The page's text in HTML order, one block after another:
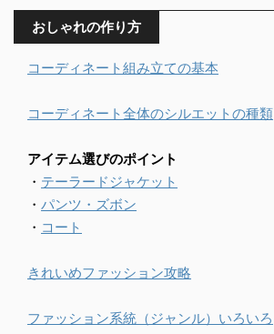
おしゃれの作り方
コーディネート組み立ての基本
コーディネート全体のシルエットの種類
アイテム選びのポイント
・ テーラードジャケット
・ パンツ・ズボン
・ コート
きれいめファッション攻略
ファッション系統（ジャンル）いろいろ